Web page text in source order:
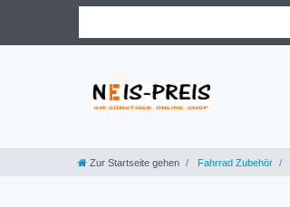
Zur Startseite gehen Fahrrad Zubehör